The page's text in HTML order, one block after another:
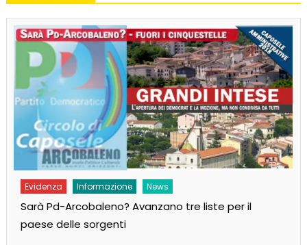
Evidenza Informazione News
Sarà Pd-Arcobaleno? Avanzano tre liste per il
paese delle sorgenti